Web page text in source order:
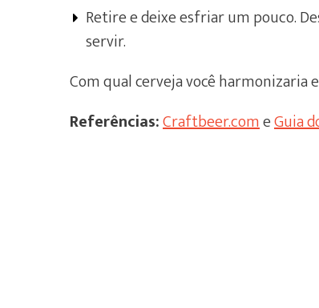
Retire e deixe esfriar um pouco.
servir.
Com qual cerveja você harmonizaria
Referências:Craftbeer.comeGuia